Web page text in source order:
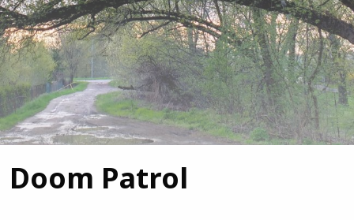
Doom Patrol